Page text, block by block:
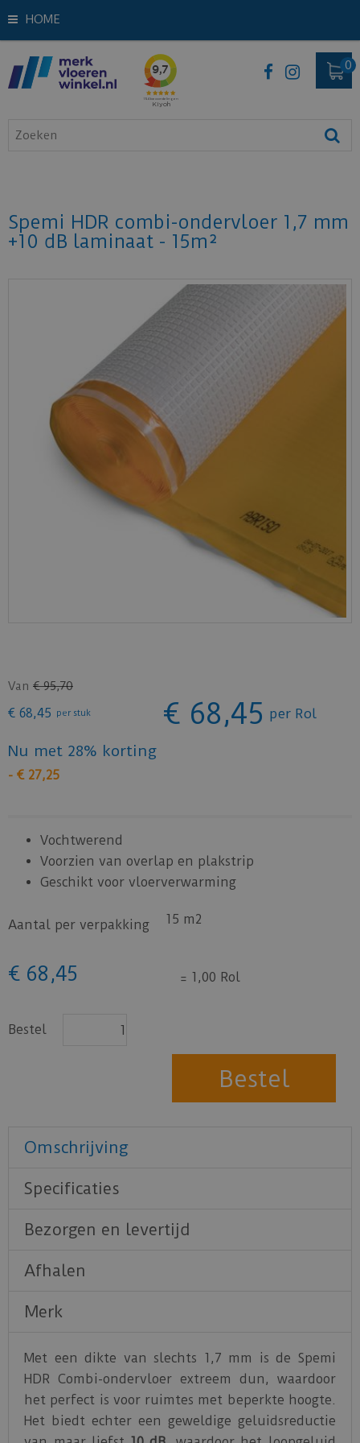
HOME
Spemi HDR combi-ondervloer 1,7 mm
+10 dB laminaat - 15m²
Van € 95,70
€ 68,45 per stuk € 68,45 per Rol
Nu met 28% korting
- € 27,25
Vochtwerend
Voorzien van overlap en plakstrip
Geschikt voor vloerverwarming
Aantal per verpakking 15 m2
€ 68 ,45 = 1,00 Rol
Bestel
Omschrijving
Specificaties
Bezorgen en levertijd
Afhalen
Merk
Met een dikte van slechts 1,7 mm is de Spemi
HDR Combi-ondervloer extreem dun, waardoor
het perfect is voor ruimtes met beperkte hoogte.
Het biedt echter een geweldige geluidsreductie